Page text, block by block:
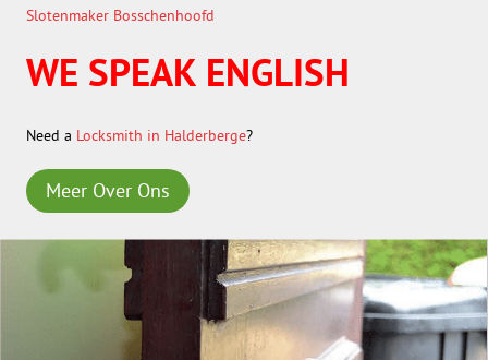
Slotenmaker Bosschenhoofd
WE SPEAK ENGLISH
Need a Locksmith in Halderberge?
Meer Over Ons